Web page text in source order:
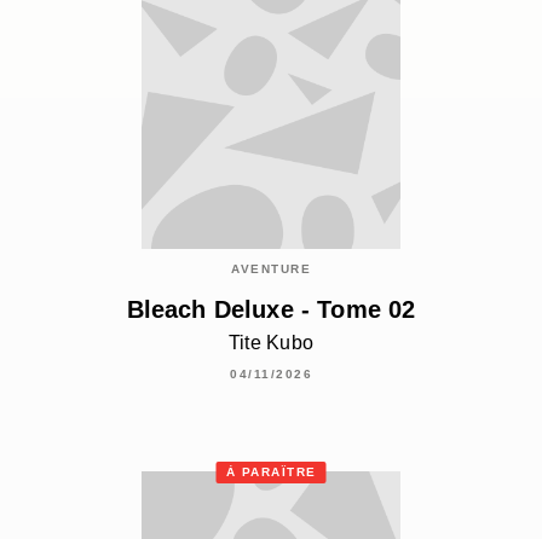
AVENTURE
Bleach Deluxe - Tome 02
Tite Kubo
04/11/2026
À PARAÎTRE